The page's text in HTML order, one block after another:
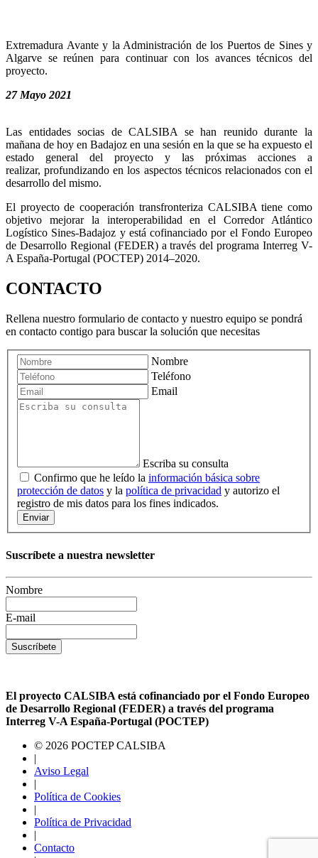
Extremadura Avante y la Administración de los Puertos de Sines y
Algarve se reúnen para continuar con los avances técnicos del
proyecto.
27 Mayo 2021
Las entidades socias de CALSIBA se han reunido durante la
mañana de hoy en Badajoz en una sesión en la que se ha expuesto el
estado general del proyecto y las próximas acciones a
realizar, profundizando en los aspectos técnicos relacionados con el
desarrollo del mismo.
El proyecto de cooperación transfronteriza CALSIBA tiene como
objetivo mejorar la interoperabilidad en el Corredor Atlántico
Logístico Sines-Badajoz y está cofinanciado por el Fondo Europeo
de Desarrollo Regional (FEDER) a través del programa Interreg V-
A España-Portugal (POCTEP) 2014–2020.
CONTACTO
Rellena nuestro formulario de contacto y nuestro equipo se pondrá
en contacto contigo para buscar la solución que necesitas
Nombre
Teléfono
Email
Escriba su consulta
Confirmo que he leído la información básica sobre
protección de datos y la política de privacidad y autorizo el
registro de mis datos para los fines indicados.
Enviar
Suscríbete a nuestra newsletter
Nombre
E-mail
Suscríbete
El proyecto CALSIBA está cofinanciado por el Fondo Europeo
de Desarrollo Regional (FEDER) a través del programa
Interreg V-A España-Portugal (POCTEP)
© 2026 POCTEP CALSIBA
|
Aviso Legal
|
Política de Cookies
|
Política de Privacidad
|
Contacto